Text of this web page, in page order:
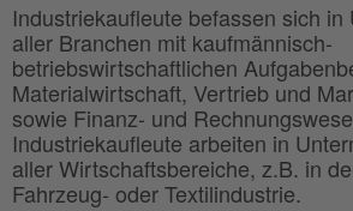
Industriekaufleute befassen sich in
aller Branchen mit kaufmännisch-
betriebswirtschaftlichen
Materialwirtschaft, Vertrieb und
sowie Finanz- und
Industriekaufleute arbeiten in
aller Wirtschaftsbereiche, z.B. in
Fahrzeug- oder Textilindustrie.